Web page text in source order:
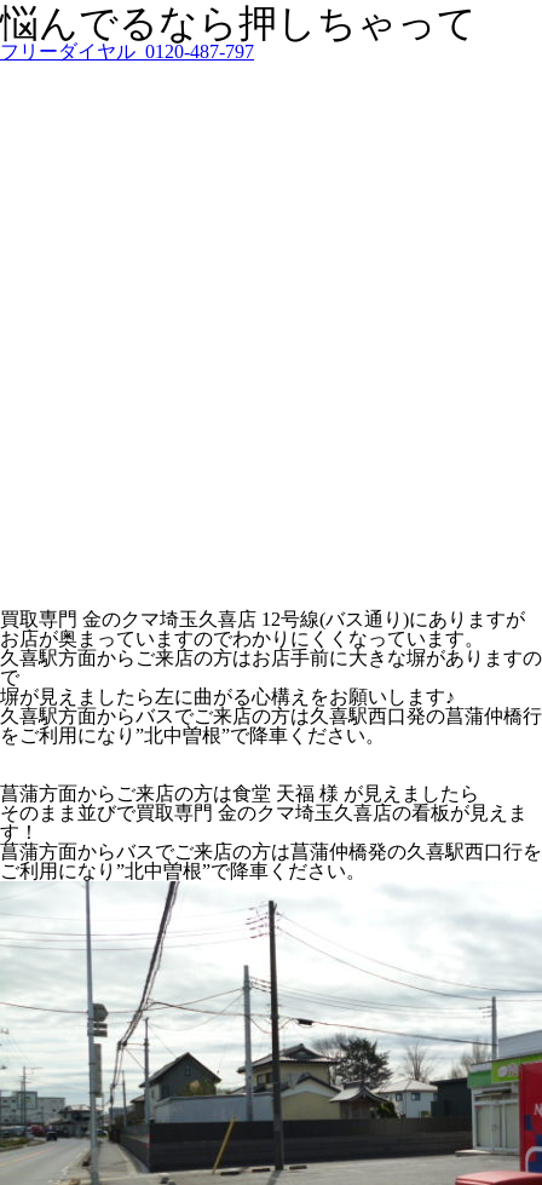
悩んでるなら押しちゃって
フリーダイヤル 0120-487-797
買取専門 金のクマ埼玉久喜店 12号線(バス通り)にありますが
お店が奥まっていますのでわかりにくくなっています。
久喜駅方面からご来店の方はお店手前に大きな塀がありますの
で
塀が見えましたら左に曲がる心構えをお願いします♪
久喜駅方面からバスでご来店の方は久喜駅西口発の菖蒲仲橋行
をご利用になり”北中曽根”で降車ください。
菖蒲方面からご来店の方は食堂 天福 様 が見えましたら
そのまま並びで買取専門 金のクマ埼玉久喜店の看板が見えま
す！
菖蒲方面からバスでご来店の方は菖蒲仲橋発の久喜駅西口行を
ご利用になり”北中曽根”で降車ください。